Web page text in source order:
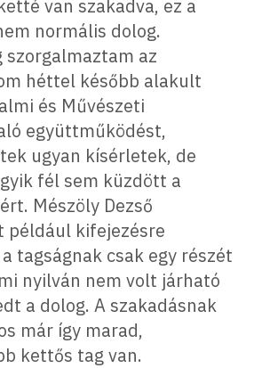
van szakadva, ez a
normális dolog.
szorgalmaztam az
héttel később alakult
és Művészeti
együttműködést,
ugyan kísérletek, de
fél sem küzdött a
Mészöly Dezső
például kifejezésre
tagságnak csak egy részét
nyilván nem volt járható
a dolog. A szakadásnak
már így marad,
kettős tag van.